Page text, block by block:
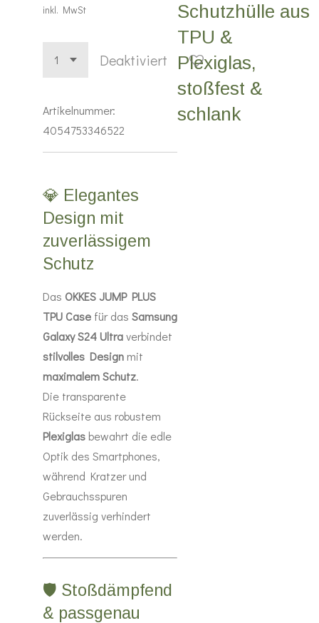
Schutzhülle aus
TPU &
Plexiglas,
stoßfest &
schlank
inkl. MwSt
Deaktiviert
Artikelnummer:
4054753346522
💎 Elegantes
Design mit
zuverlässigem
Schutz
Das OKKES JUMP PLUS
TPU Case für das Samsung
Galaxy S24 Ultraverbindet
stilvolles Design mit
maximalem Schutz.
Die transparente
Rückseite aus robustem
Plexiglas bewahrt die edle
Optik des Smartphones,
während Kratzer und
Gebrauchsspuren
zuverlässig verhindert
werden.
🛡️ Stoßdämpfend
& passgenau